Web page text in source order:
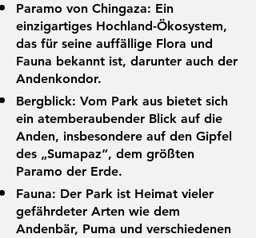
Paramo von Chingaza: Ein
einzigartiges Hochland-Ökosystem,
das für seine auffällige Flora und
Fauna bekannt ist, darunter auch der
Andenkondor.
Bergblick: Vom Park aus bietet sich
ein atemberaubender Blick auf die
Anden, insbesondere auf den Gipfel
des „Sumapaz“, dem größten
Paramo der Erde.
Fauna: Der Park ist Heimat vieler
gefährdeter Arten wie dem
Andenbär, Puma und verschiedenen